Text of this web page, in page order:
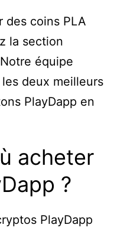
des coins PLA
la section
équipe
deux meilleurs
PlayDapp en
acheter
?
PlayDapp